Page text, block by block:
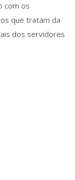
com os
que tratam da
dos servidores